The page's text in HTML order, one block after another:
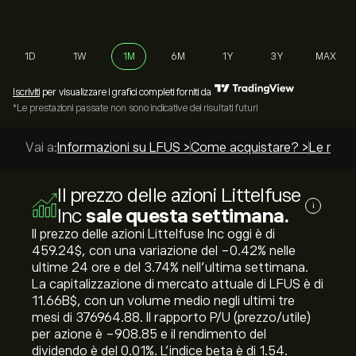
1D 1W 1M 6M 1Y 3Y MAX
Iscriviti per visualizzare i grafici completi forniti da
*Le prestazioni passate non sono indicative dei risultati futuri
Vai a: Informazioni su LFUS >Come acquistare? > Le
Il prezzo delle azioni Littelfuse
Incsale questa settimana. i
Il prezzo delle azioni Littelfuse Inc oggi è di
459.24‎$‎, con una variazione del ‎-0.42‎% nelle
ultime 24 ore e del ‎3.74‎% nell'ultima settimana.
La capitalizzazione di mercato attuale di LFUS è di
11.66B‎$‎, con un volume medio negli ultimi tre
mesi di 376964.88. Il rapporto P/U (prezzo/utile)
per azione è -908.85 e il rendimento del
dividendo è del 0.01%. L'indice beta è di 1.54.